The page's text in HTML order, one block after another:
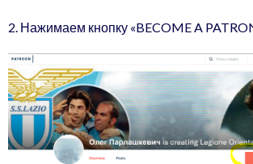
2. Нажимаем кнопку «BECOME A